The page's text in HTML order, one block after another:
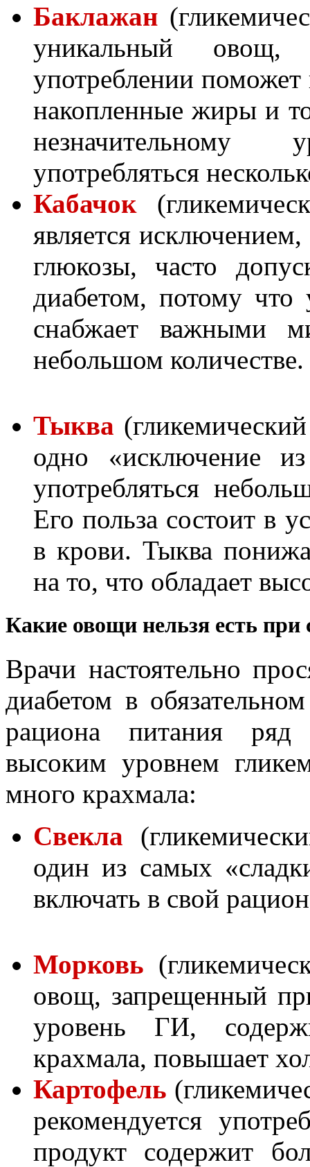
Баклажан
уникальный овощ,
употреблении поможет
накопленные жиры и
употребляться
Кабачок
является
глюкозы, часто
диабетом, потому
снабжает важными
небольшом количестве.
Тыква
одно «исключение
употребляться
Его польза состоит в
в крови. Тыква
на то, что обладает
Какие овощи нельзя есть при
Врачи настоятельно
диабетом в
рациона питания
высоким уровнем
много крахмала:
Свекла
один из самых
включать в свой
Морковь
овощ, запрещенный
уровень ГИ,
крахмала, повышает
Картофель
рекомендуется
продукт содержит